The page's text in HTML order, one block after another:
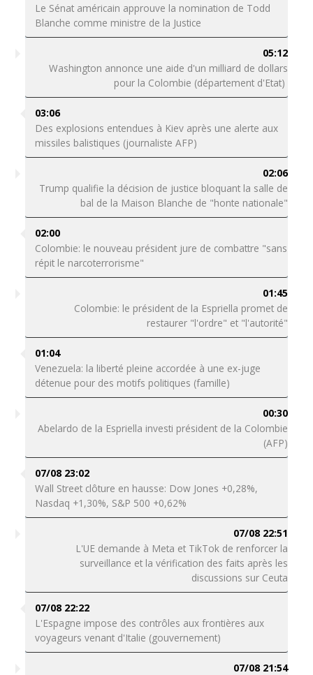
Le Sénat américain approuve la nomination de Todd
Blanche comme ministre de la Justice
05:12
Washington annonce une aide d'un milliard de dollars
pour la Colombie (département d'Etat)
03:06
Des explosions entendues à Kiev après une alerte aux
missiles balistiques (journaliste AFP)
02:06
Trump qualifie la décision de justice bloquant la salle de
bal de la Maison Blanche de "honte nationale"
02:00
Colombie: le nouveau président jure de combattre "sans
répit le narcoterrorisme"
01:45
Colombie: le président de la Espriella promet de
restaurer "l'ordre" et "l'autorité"
01:04
Venezuela: la liberté pleine accordée à une ex-juge
détenue pour des motifs politiques (famille)
00:30
Abelardo de la Espriella investi président de la Colombie
(AFP)
07/08 23:02
Wall Street clôture en hausse: Dow Jones +0,28%,
Nasdaq +1,30%, S&P 500 +0,62%
07/08 22:51
L'UE demande à Meta et TikTok de renforcer la
surveillance et la vérification des faits après les
discussions sur Ceuta
07/08 22:22
L'Espagne impose des contrôles aux frontières aux
voyageurs venant d'Italie (gouvernement)
07/08 21:54